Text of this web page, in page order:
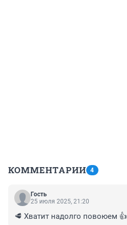
КОММЕНТАРИИ 4
Гость
25 июля 2025, 21:20
🥩 Хватит надолго повоюем 👍